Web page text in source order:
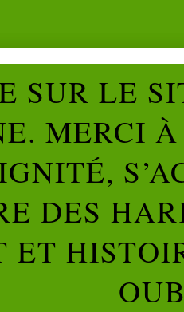
SUR LE
MERCI
DES
ET